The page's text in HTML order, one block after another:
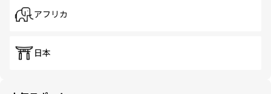
アフリカ
日本